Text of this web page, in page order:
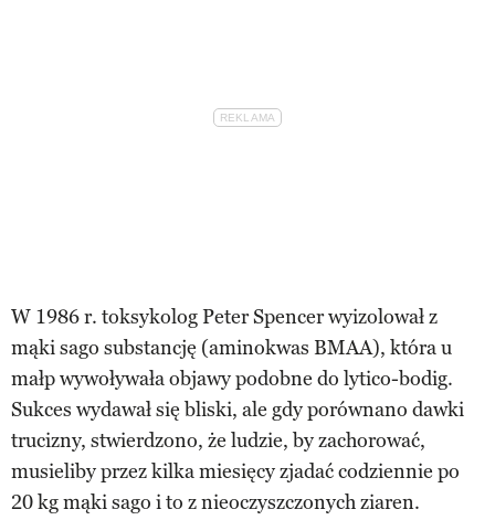
W 1986 r. toksykolog Peter Spencer wyizolował z
mąki sago substancję (aminokwas BMAA), która u
małp wywoływała objawy podobne do lytico-bodig.
Sukces wydawał się bliski, ale gdy porównano dawki
trucizny, stwierdzono, że ludzie, by zachorować,
musieliby przez kilka miesięcy zjadać codziennie po
20 kg mąki sago i to z nieoczyszczonych ziaren.